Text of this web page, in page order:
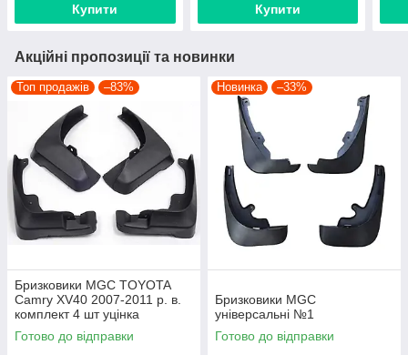
Купити Купити
Акційні пропозиції та новинки
Топ продажів –83%
Бризковики MGC TOYOTA
Camry XV40 2007-2011 р. в.
комплект 4 шт уцінка
Готово до відправки
Новинка –33%
Бризковики MGC
універсальні №1
Готово до відправки